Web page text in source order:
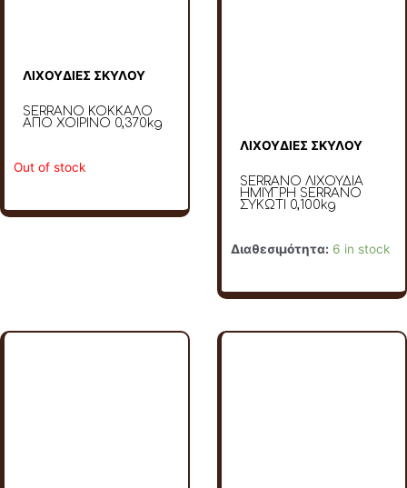
ΛΙΧΟΥΔΙΕΣ ΣΚΥΛΟΥ
SERRANO ΚΟΚΚΑΛΟ
ΑΠΟ ΧΟΙΡΙΝΟ 0,370kg
Out of stock
ΛΙΧΟΥΔΙΕΣ ΣΚΥΛΟΥ
SERRANO ΛΙΧΟΥΔΙΑ
HMΙΫΓΡΗ SERRANO
ΣΥΚΩΤΙ 0,100kg
Διαθεσιμότητα: 6 in stock